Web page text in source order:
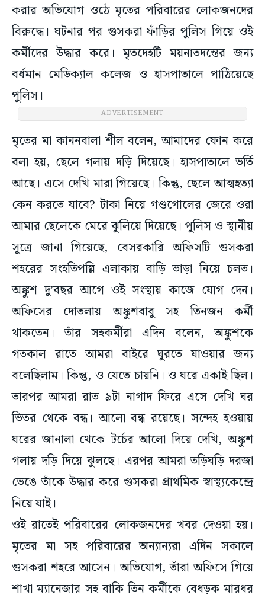
করার অভিযোগ ওঠে মৃতের পরিবারের লোকজনদের
বিরুদ্ধে। ঘটনার পর গুসকরা ফাঁড়ির পুলিস গিয়ে ওই
কর্মীদের উদ্ধার করে। মৃতদেহটি ময়নাতদন্তের জন্য
বর্ধমান মেডিক্যাল কলেজ ও হাসপাতালে পাঠিয়েছে
পুলিস।
ADVERTISEMENT
মৃতের মা কাননবালা শীল বলেন, আমাদের ফোন করে
বলা হয়, ছেলে গলায় দড়ি দিয়েছে। হাসপাতালে ভর্তি
আছে। এসে দেখি মারা গিয়েছে। কিন্তু, ছেলে আত্মহত্যা
কেন করতে যাবে? টাকা নিয়ে গণ্ডগোলের জেরে ওরা
আমার ছেলেকে মেরে ঝুলিয়ে দিয়েছে। পুলিস ও স্থানীয়
সূত্রে জানা গিয়েছে, বেসরকারি অফিসটি গুসকরা
শহরের সংহতিপল্লি এলাকায় বাড়ি ভাড়া নিয়ে চলত।
অঙ্কুশ দু’বছর আগে ওই সংস্থায় কাজে যোগ দেন।
অফিসের দোতলায় অঙ্কুশবাবু সহ তিনজন কর্মী
থাকতেন। তাঁর সহকর্মীরা এদিন বলেন, অঙ্কুশকে
গতকাল রাতে আমরা বাইরে ঘুরতে যাওয়ার জন্য
বলেছিলাম। কিন্তু, ও যেতে চায়নি। ও ঘরে একাই ছিল।
তারপর আমরা রাত ৯টা নাগাদ ফিরে এসে দেখি ঘর
ভিতর থেকে বন্ধ। আলো বন্ধ রয়েছে। সন্দেহ হওয়ায়
ঘরের জানালা থেকে টর্চের আলো দিয়ে দেখি, অঙ্কুশ
গলায় দড়ি দিয়ে ঝুলছে। এরপর আমরা তড়িঘড়ি ‌দরজা
ভেঙে তাঁকে উদ্ধার করে গুসকরা প্রাথমিক স্বাস্থ্যকেন্দ্রে
নিয়ে যাই।
ওই রাতেই পরিবারের লোকজনদের খবর দেওয়া হয়।
মৃতের মা সহ পরিবারের অন্যান্যরা এদিন সকালে
গুসকরা শহরে আসেন। অভিযোগ, তাঁরা অফিসে গিয়ে
শাখা ম্যানেজার সহ বাকি তিন কর্মীকে বেধড়ক মারধর